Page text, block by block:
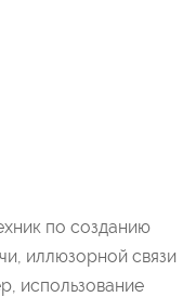
по созданию
иллюзорной связи
использование